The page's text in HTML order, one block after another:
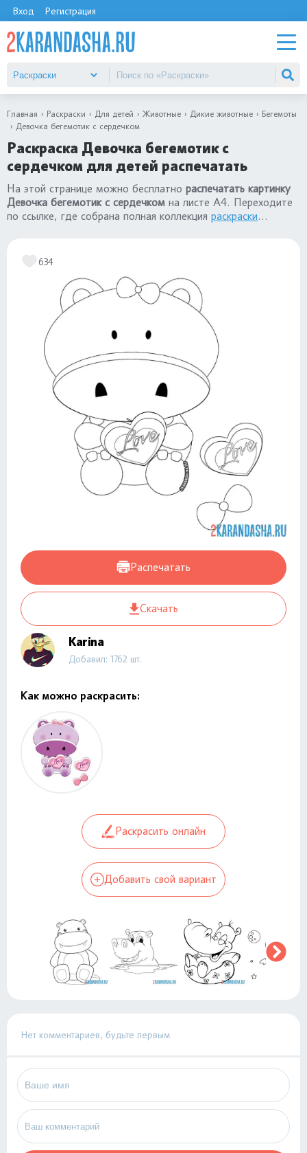
Вход Регистрация
Главная Раскраски Для детей Животные Дикие животные
Бегемоты
Девочка бегемотик с сердечком
Раскраска Девочка бегемотик с
сердечком для детей распечатать
На этой странице можно бесплатно распечатать картинку
Девочка бегемотик с сердечком на листе А4. Переходите
по ссылке, где собрана полная коллекция раскраски
634
Распечатать
Скачать
Karina
Добавил: 1762 шт.
Как можно раскрасить:
Раскрасить онлайн
Добавить свой вариант
Нет комментариев, будьте первым